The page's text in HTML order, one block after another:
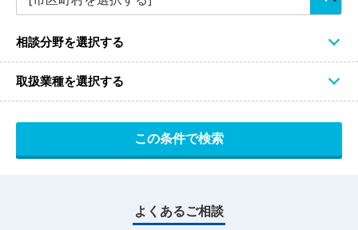
相談分野を選択する
取扱業種を選択する
よくあるご相談